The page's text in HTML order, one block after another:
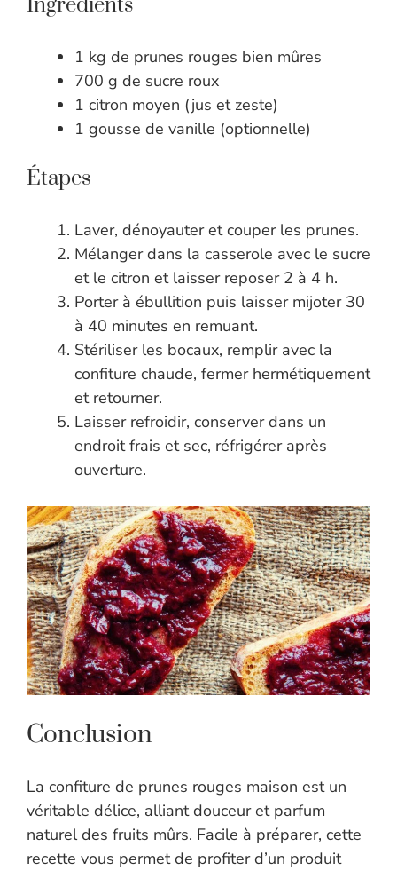
Ingrédients
1 kg de prunes rouges bien mûres
700 g de sucre roux
1 citron moyen (jus et zeste)
1 gousse de vanille (optionnelle)
Étapes
Laver, dénoyauter et couper les prunes.
Mélanger dans la casserole avec le sucre
et le citron et laisser reposer 2 à 4 h.
Porter à ébullition puis laisser mijoter 30
à 40 minutes en remuant.
Stériliser les bocaux, remplir avec la
confiture chaude, fermer hermétiquement
et retourner.
Laisser refroidir, conserver dans un
endroit frais et sec, réfrigérer après
ouverture.
Conclusion
La confiture de prunes rouges maison est un
véritable délice, alliant douceur et parfum
naturel des fruits mûrs. Facile à préparer, cette
recette vous permet de profiter d’un produit